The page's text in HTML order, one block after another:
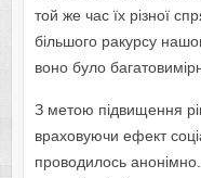
той же час їх різної
більшого ракурсу
воно було
З метою підвищення
враховуючи ефект
проводилось